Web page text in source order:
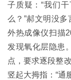
子质疑：“我们
么？”郝文明没
外热成像仪扫描
发现氧化层隐患
点，要求逐段整
竖起大拇指：“通